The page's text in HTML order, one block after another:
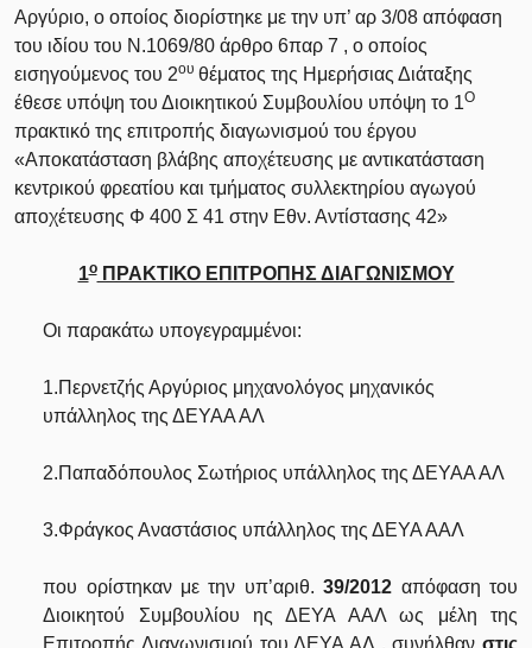
Αργύριο, ο οποίος διορίστηκε με την υπ’ αρ 3/08 απόφαση
του ιδίου του Ν.1069/80 άρθρο 6παρ 7 , ο οποίος
εισηγούμενος του 2ου θέματος της Ημερήσιας Διάταξης
έθεσε υπόψη του Διοικητικού Συμβουλίου υπόψη το 1Ο
πρακτικό της επιτροπής διαγωνισμού του έργου
«Αποκατάσταση βλάβης αποχέτευσης με αντικατάσταση
κεντρικού φρεατίου και τμήματος συλλεκτηρίου αγωγού
αποχέτευσης Φ 400 Σ 41 στην Εθν. Αντίστασης 42»
1οΠΡΑΚΤΙΚΟ ΕΠΙΤΡΟΠΗΣ ΔΙΑΓΩΝΙΣΜΟΥ
Οι παρακάτω υπογεγραμμένοι:
1.Περνετζής Αργύριος μηχανολόγος μηχανικός
υπάλληλος της ΔΕΥΑΑ ΑΛ
2.Παπαδόπουλος Σωτήριος υπάλληλος της ΔΕΥΑΑ ΑΛ
3.Φράγκος Αναστάσιος υπάλληλος της ΔΕΥΑ ΑΑΛ
που ορίστηκαν με την υπ’αριθ.39/2012 απόφαση του
Διοικητού Συμβουλίου ης ΔΕΥΑ ΑΑΛ ως μέλη της
Επιτροπής Διαγωνισμού του ΔΕΥΑ ΑΛ , συνήλθαν στις